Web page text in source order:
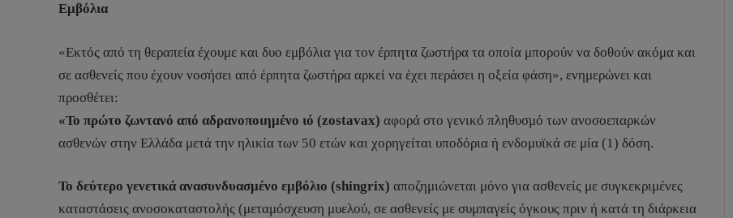
Εμβόλια
«Εκτός από τη θεραπεία έχουμε και δυο εμβόλια για τον έρπητα ζωστήρα τα οποία μπορούν να δοθούν ακόμα και
σε ασθενείς που έχουν νοσήσει από έρπητα ζωστήρα αρκεί να έχει περάσει η οξεία φάση», ενημερώνει και
προσθέτει:
«Το πρώτο ζωντανό από αδρανοποιημένο ιό (zostavax) αφορά στο γενικό πληθυσμό των ανοσοεπαρκών
ασθενών στην Ελλάδα μετά την ηλικία των 50 ετών και χορηγείται υποδόρια ή ενδομυϊκά σε μία (1) δόση.
Το δεύτερο γενετικά ανασυνδυασμένο εμβόλιο (shingrix) αποζημιώνεται μόνο για ασθενείς με συγκεκριμένες
καταστάσεις ανοσοκαταστολής (μεταμόσχευση μυελού, σε ασθενείς με συμπαγείς όγκους πριν ή κατά τη διάρκεια